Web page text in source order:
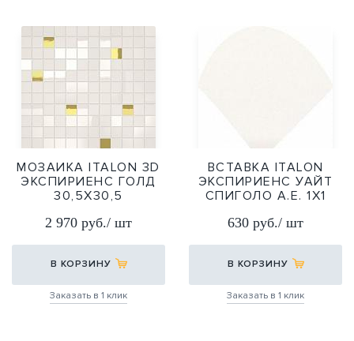
МОЗАИКА ITALON 3D
ЭКСПИРИЕНС ГОЛД
30,5Х30,5
2 970 руб./ шт
В КОРЗИНУ
Заказать в 1 клик
ВСТАВКА ITALON
ЭКСПИРИЕНС УАЙТ
СПИГОЛО А.Е. 1Х1
630 руб./ шт
В КОРЗИНУ
Заказать в 1 клик